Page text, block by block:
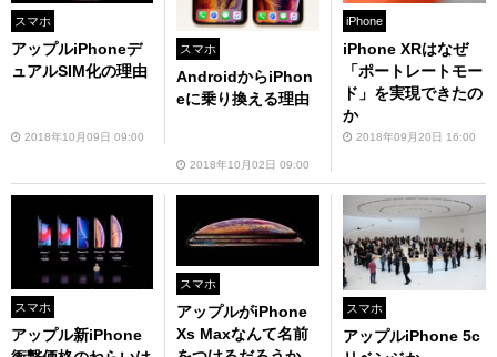
スマホ
アップルiPhoneデ
ュアルSIM化の理由
2018年10月09日 09:00
スマホ
AndroidからiPhon
eに乗り換える理由
2018年10月02日 09:00
iPhone
iPhone XRはなぜ
「ポートレートモー
ド」を実現できたの
か
2018年09月20日 16:00
スマホ
アップル新iPhone
スマホ
アップルがiPhone
Xs Maxなんて名前
スマホ
アップルiPhone 5c